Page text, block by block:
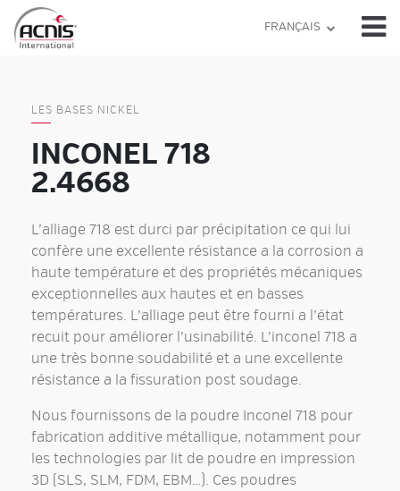
Skip
content
FRANÇAIS
LES BASES NICKEL
INCONEL 718
2.4668
L’alliage 718 est durci par précipitation ce qui lui
confère une excellente résistance a la corrosion a
haute température et des propriétés mécaniques
exceptionnelles aux hautes et en basses
températures. L’alliage peut être fourni a l’état
recuit pour améliorer l’usinabilité. L’inconel 718 a
une très bonne soudabilité et a une excellente
résistance a la fissuration post soudage.
Nous fournissons de la poudre Inconel 718 pour
fabrication additive métallique, notamment pour
les technologies par lit de poudre en impression
3D (SLS, SLM, FDM, EBM…). Ces poudres